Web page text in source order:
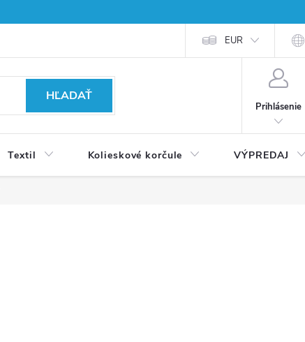
EUR
HĽADAŤ
Prihlásenie
Textil Kolieskové korčule VÝPREDAJ